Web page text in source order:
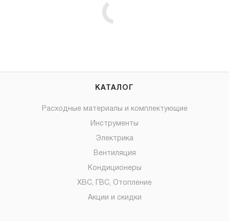
КАТАЛОГ
Расходные материалы и комплектующие
Инструменты
Электрика
Вентиляция
Кондиционеры
ХВС, ГВС, Отопление
Акции и скидки